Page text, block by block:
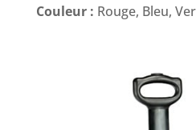
Couleur : Rouge, Bleu,